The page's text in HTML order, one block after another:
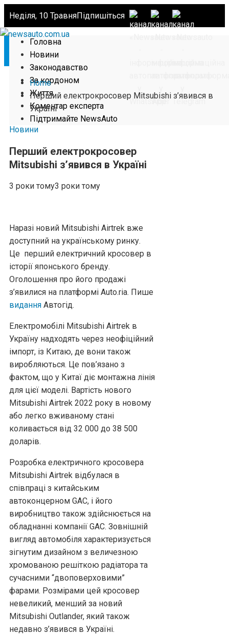
Неділя, 10 ТравняПідпишіться
Головна
Новини
Законодавство
За кордоном
Життя
Коментар експерта
Підтримайте NewsAuto
Home
Перший електрокросовер Mitsubishi з’явився в
Україні
Новини
Перший електрокросовер
Mitsubishi з’явився в Україні
3 роки тому3 роки тому
Наразі новий Mitsubishi Airtrek вже
доступний на українському ринку.
Це перший електричний кросовер в
історії японського бренду.
Оголошення про його продажі
з’явилися на платформі Auto.ria. Пише
видання Автогід.
Електромобілі Mitsubishi Airtrek в
Україну надходять через неофіційний
імпорт, із Китаю, де вони також
виробляються. Це пов’язано з
фактом, що у Китаї діє монтажна лінія
для цієї моделі. Вартість нового
Mitsubishi Airtrek 2022 року в новому
або легко вживаному стані
коливається від 32 000 до 38 500
доларів.
Розробка електричного кросовера
Mitsubishi Airtrek відбулася в
співпраці з китайським
автоконцерном GAC, і його
виробництво також здійснюється на
обладнанні компанії GAC. Зовнішній
вигляд автомобіля характеризується
зігнутим дизайном з величезною
хромованою решіткою радіатора та
сучасними “двоповерховими”
фарами. Розмірами цей кросовер
невеликий, менший за новий
Mitsubishi Outlander, який також
недавно з’явився в Україні.